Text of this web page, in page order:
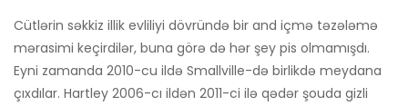
Cütlərin səkkiz illik evliliyi dövründə bir and içmə təzələmə
mərasimi keçirdilər, buna görə də hər şey pis olmamışdı.
Eyni zamanda 2010-cu ildə Smallville-də birlikdə meydana
çıxdılar. Hartley 2006-cı ildən 2011-ci ilə qədər şouda gizli